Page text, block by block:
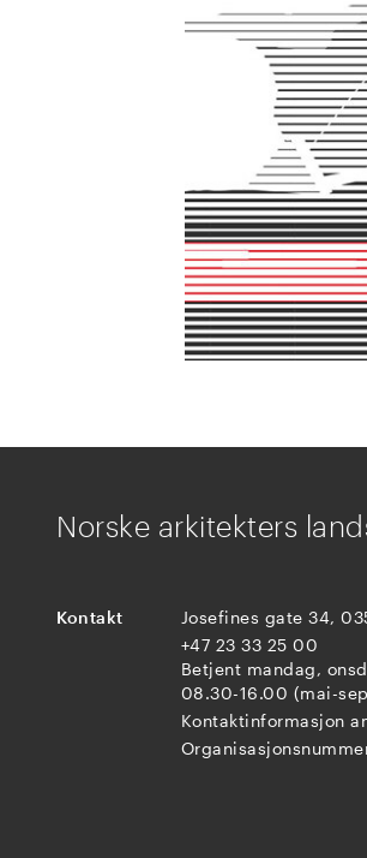
Norske arkitekters
Kontakt
Josefines gate 34,
+47 23 33 25 00
Betjent mandag,
08.30-16.00 (mai-
Kontaktinformasjon